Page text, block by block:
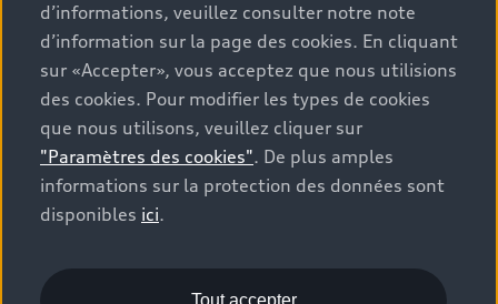
Catégorie de rendement énergétique selon la nouvelle
méthode de calcul conformément à l’annexe 4.1 de
l’OEEE et valable dès le 1er janvier 2023. Vous
trouverez des informations sur l’étiquette-énergie pour
les voitures de tourisme sur le site de l’Office fédéral de
l’énergie OFEN.
Les prix indiqués sont des prix sans engagement de
8.1%. Dans des cas exceptionnels, il est possible que
l’indication des prix ne soit pas actuelle. Les
d’informations, veuillez consulter notre note
d’information sur la page des cookies. En cliquant
sur «Accepter», vous acceptez que nous utilisions
des cookies. Pour modifier les types de cookies
que nous utilisons, veuillez cliquer sur
"Paramètres des cookies". De plus amples
informations sur la protection des données sont
disponibles ici.
Tout accepter